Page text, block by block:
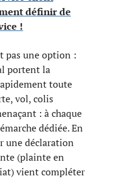
définir de
!
pas une option :
portent la
toute
vol, colis
: à chaque
dédiée. En
une déclaration
(plainte en
vient compléter